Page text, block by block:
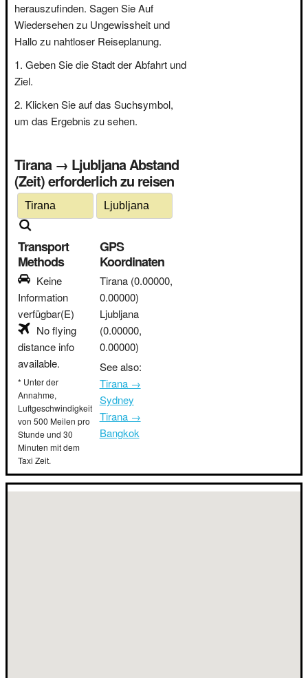
herauszufinden. Sagen Sie Auf
Wiedersehen zu Ungewissheit und
Hallo zu nahtloser Reiseplanung.
Geben Sie die Stadt der Abfahrt und
Ziel.
Klicken Sie auf das Suchsymbol,
um das Ergebnis zu sehen.
Tirana → Ljubljana Abstand
(Zeit) erforderlich zu reisen
Transport
Methods
Keine
Information
verfügbar(E)
No flying
distance info
available.
* Unter der
Annahme,
Luftgeschwindigkeit
von 500 Meilen pro
Stunde und 30
Minuten mit dem
Taxi Zeit.
GPS
Koordinaten
Tirana (0.00000,
0.00000)
Ljubljana
(0.00000,
0.00000)
See also:
Tirana →
Sydney
Tirana →
Bangkok